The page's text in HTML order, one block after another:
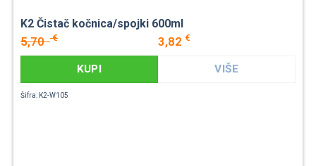
K2 Čistač kočnica/spojki 600ml
5,70€ 3,82 €
KUPI VIŠE
Šifra: K2-W105